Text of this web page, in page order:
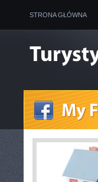
STRONA GŁÓWNA